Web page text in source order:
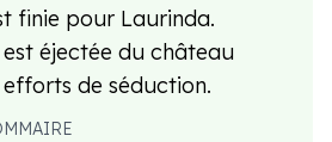
finie pour Laurinda.
est éjectée du château
de séduction.